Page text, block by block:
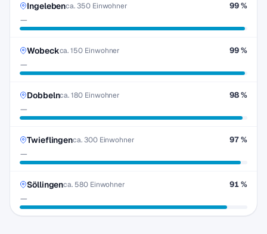
Ingelebenca. 350 Einwohner
—
99 %
Wobeckca. 150 Einwohner
—
99 %
Dobbelnca. 180 Einwohner
—
98 %
Twieflingenca. 300 Einwohner
—
97 %
Söllingenca. 580 Einwohner
—
91 %